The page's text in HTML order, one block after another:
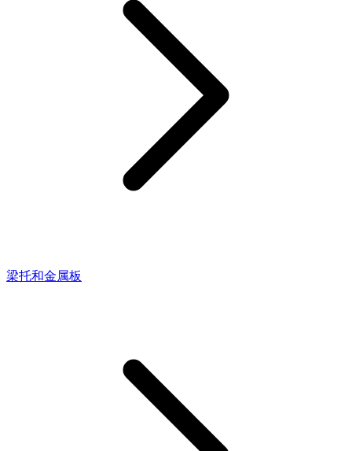
梁托和金属板